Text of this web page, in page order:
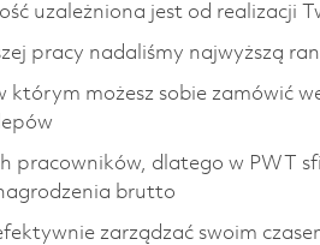
uzależniona jest od realizacji
pracy nadaliśmy najwyższą
możesz sobie zamówić
pracowników, dlatego w PWT
brutto
zarządzać swoim